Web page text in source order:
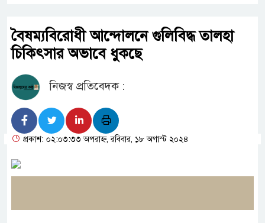
বৈষম্যবিরোধী আন্দোলনে গুলিবিদ্ধ তালহা
চিকিৎসার অভাবে ধুকছে
নিজস্ব প্রতিবেদক :
প্রকাশ: ০২:০৩:৩৩ অপরাহ্ন, রবিবার, ১৮ অগাস্ট ২০২৪